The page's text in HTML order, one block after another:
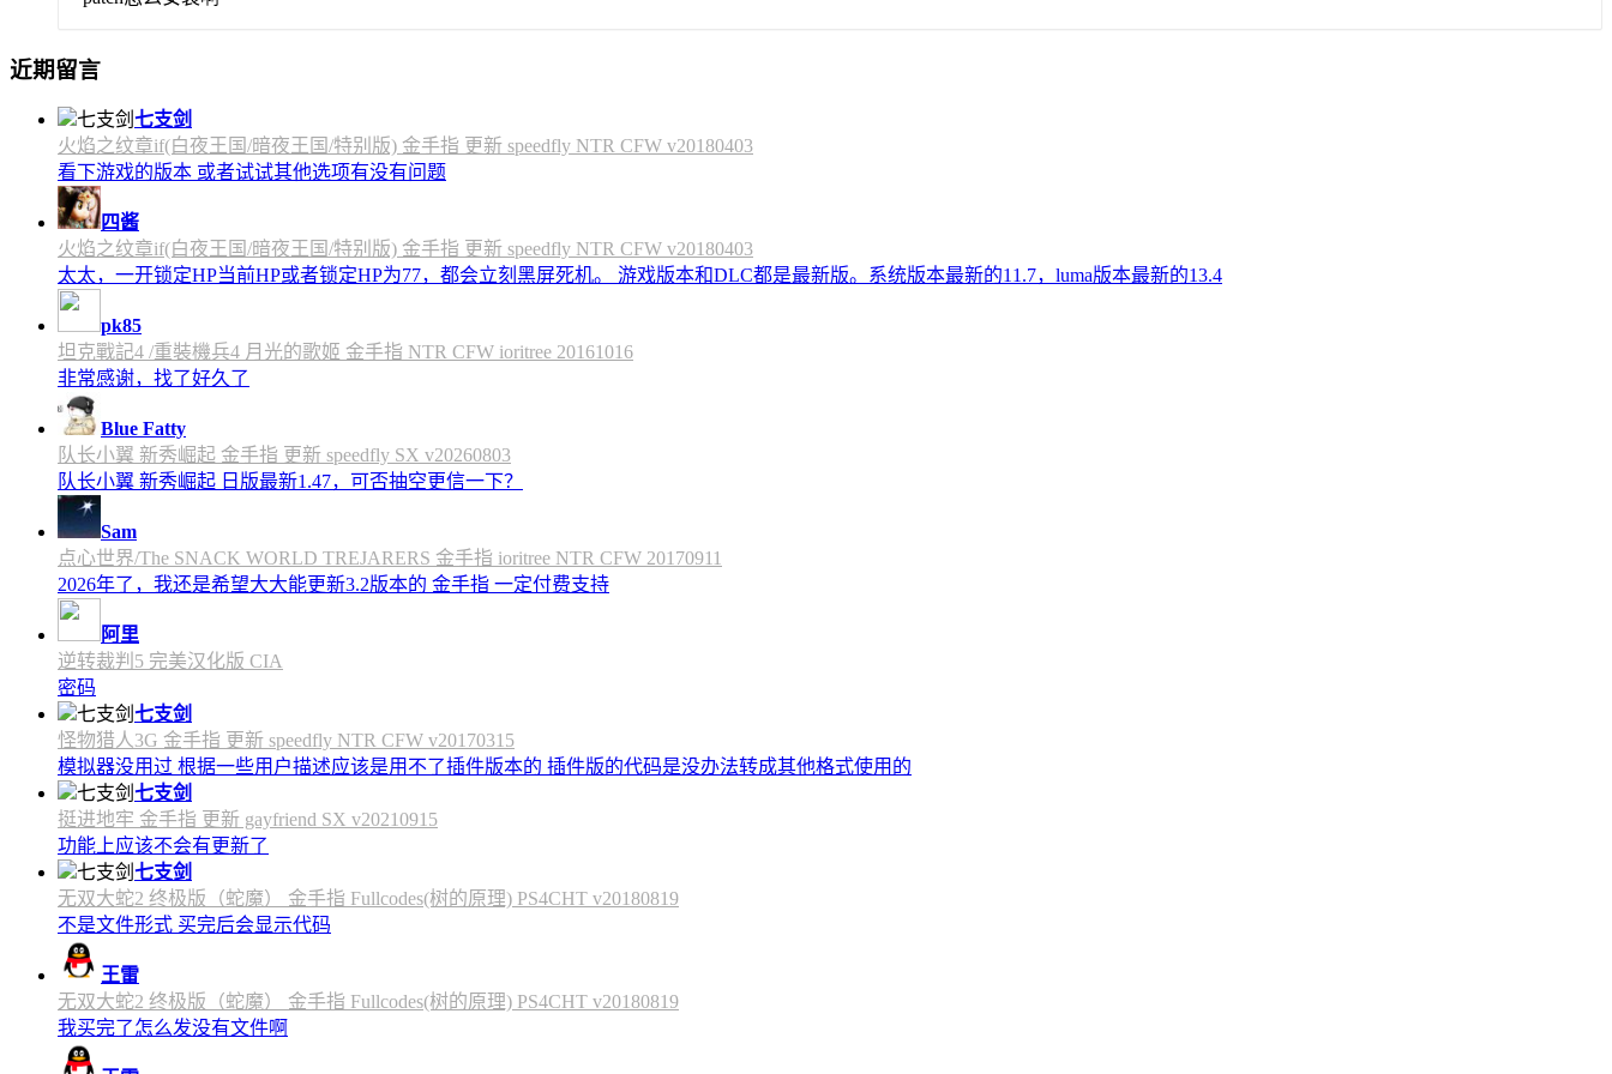
近期留言
七支剑
火焰之纹章if(白夜王国/暗夜王国/特别版) 金手指 更新 speedfly NTR CFW v20180403
看下游戏的版本 或者试试其他选项有没有问题
四酱
火焰之纹章if(白夜王国/暗夜王国/特别版) 金手指 更新 speedfly NTR CFW v20180403
太太，一开锁定HP当前HP或者锁定HP为77，都会立刻黑屏死机。 游戏版本和DLC都是最新版。系统版本最新的11.7，luma版本最新的13.4
pk85
坦克戰記4 /重裝機兵4 月光的歌姬 金手指 NTR CFW ioritree 20161016
非常感谢，找了好久了
Blue Fatty
队长小翼 新秀崛起 金手指 更新 speedfly SX v20260803
队长小翼 新秀崛起 日版最新1.47，可否抽空更信一下？
Sam
点心世界/The SNACK WORLD TREJARERS 金手指 ioritree NTR CFW 20170911
2026年了，我还是希望大大能更新3.2版本的 金手指 一定付费支持
阿里
逆转裁判5 完美汉化版 CIA
密码
七支剑
怪物猎人3G 金手指 更新 speedfly NTR CFW v20170315
模拟器没用过 根据一些用户描述应该是用不了插件版本的 插件版的代码是没办法转成其他格式使用的
七支剑
挺进地牢 金手指 更新 gayfriend SX v20210915
功能上应该不会有更新了
七支剑
无双大蛇2 终极版（蛇魔） 金手指 Fullcodes(树的原理) PS4CHT v20180819
不是文件形式 买完后会显示代码
王雷
无双大蛇2 终极版（蛇魔） 金手指 Fullcodes(树的原理) PS4CHT v20180819
我买完了怎么发没有文件啊